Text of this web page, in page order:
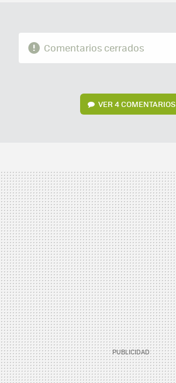
Comentarios cerrados
VER4 COMENTARIOS